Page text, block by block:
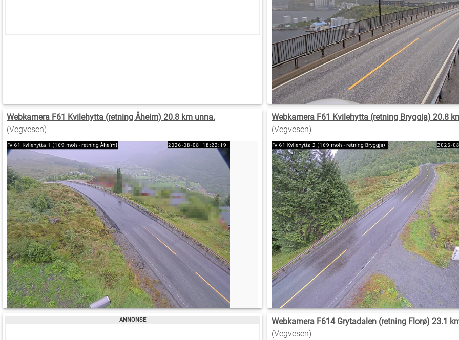
Webkamera F61 Kvilehytta (retning Åheim) 20.8 km unna.
(Vegvesen)
Webkamera F61 Kvilehytta (retning Bryggja) 20.8
(Vegvesen)
Webkamera F614 Grytadalen (retning Florø) 23.1
(Vegvesen)